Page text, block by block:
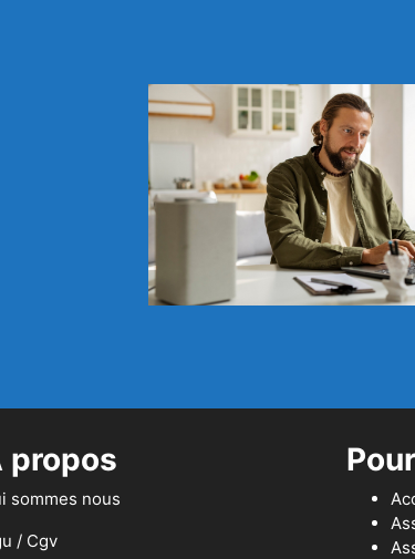
propos
sommes nous
/ Cgv